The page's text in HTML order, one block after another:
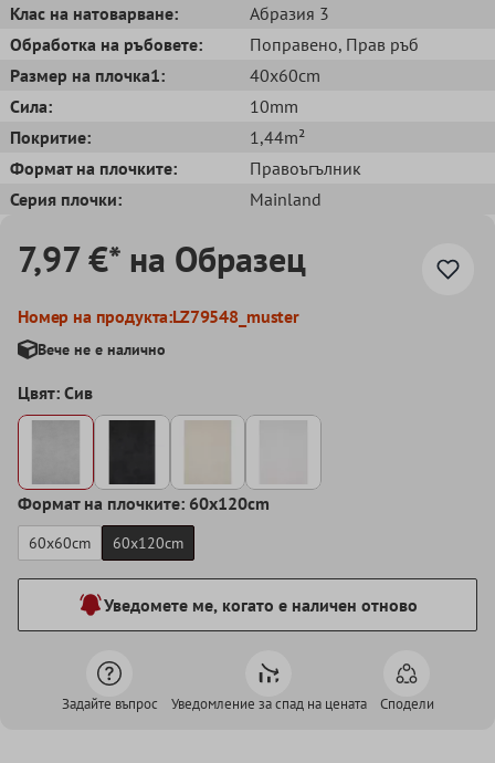
Клас на натоварване:
Абразия 3
Обработка на ръбовете:
Поправено, Прав ръб
Размер на плочка1:
40x60cm
Сила:
10mm
Покритие:
1,44m²
Формат на плочките:
Правоъгълник
Серия плочки:
Mainland
7,97 €* на Образец
Номер на продукта:LZ79548_muster
Вече не е налично
Цвят: Сив
Формат на плочките: 60x120cm
60x60cm 60x120cm
Уведомете ме, когато е наличен отново
Задайте въпрос Уведомление за спад на цената Сподели